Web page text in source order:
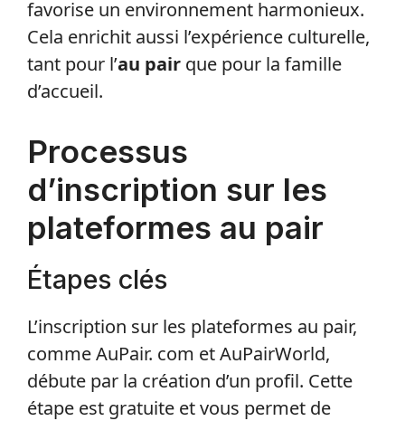
favorise un environnement harmonieux.
Cela enrichit aussi l’expérience culturelle,
tant pour l’au pair que pour la famille
d’accueil.
Processus
d’inscription sur les
plateformes au pair
Étapes clés
L’inscription sur les plateformes au pair,
comme AuPair. com et AuPairWorld,
débute par la création d’un profil. Cette
étape est gratuite et vous permet de